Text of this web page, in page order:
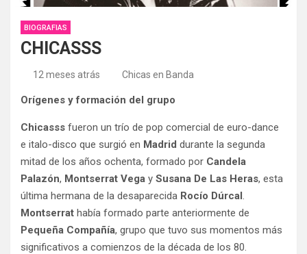
BIOGRAFIAS
CHICASSS
12 meses atrás Chicas en Banda
Orígenes y formación del grupo
Chicasss fueron un trío de pop comercial de euro-dance
e italo-disco que surgió en Madrid durante la segunda
mitad de los años ochenta, formado por Candela
Palazón, Montserrat Vega y Susana De Las Heras, esta
última hermana de la desaparecida Rocío Dúrcal.
Montserrat había formado parte anteriormente de
Pequeña Compañía, grupo que tuvo sus momentos más
significativos a comienzos de la década de los 80.